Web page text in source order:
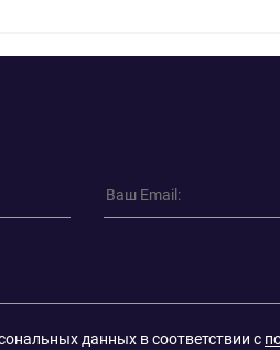
данных в соответствии с